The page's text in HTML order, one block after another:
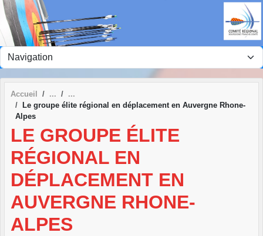
Accueil
Le groupe élite régional en déplacement en Auvergne Rhone-
Alpes
LE GROUPE ÉLITE
RÉGIONAL EN
DÉPLACEMENT EN
AUVERGNE RHONE-
ALPES
Panneau de gestion des cookies